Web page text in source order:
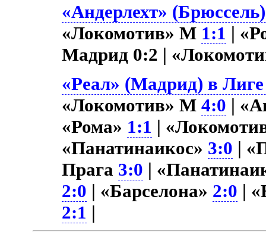
«Андерлехт»
«Локомотив» М 1:1 |
Мадрид 0:2 |
«Реал» (Мадрид) в
«Локомотив» М4:0 |
«Рома» 1:1 |
«Панатинаикос» 3:0 |
Прага 3:0 |
2:0 | «Барселона» 2:0 |
2:1 |